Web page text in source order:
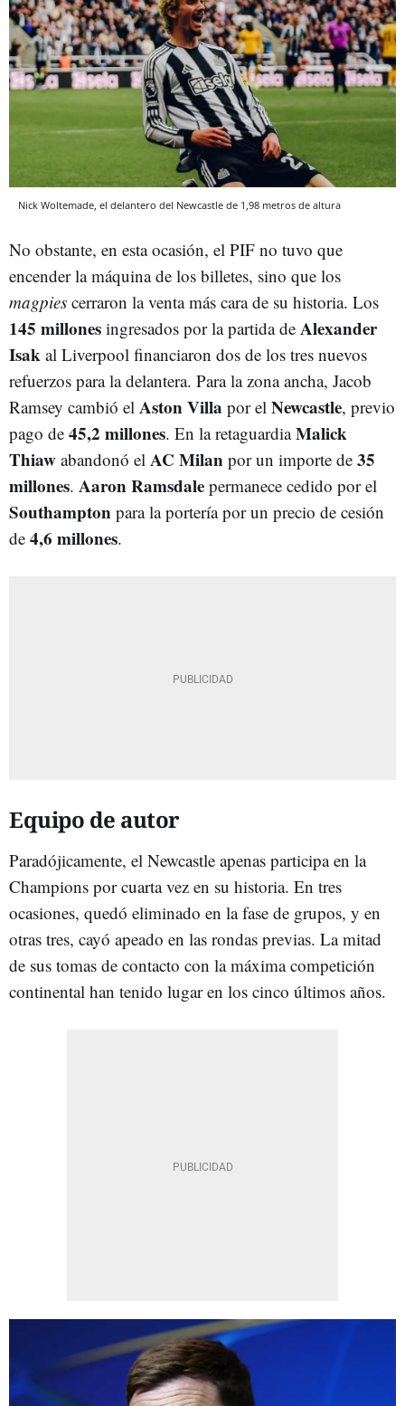
Nick Woltemade, el delantero del Newcastle de 1,98 metros de altura
No obstante, en esta ocasión, el PIF no tuvo que
encender la máquina de los billetes, sino que los
magpies cerraron la venta más cara de su historia. Los
145 millones ingresados por la partida de Alexander
Isak al Liverpool financiaron dos de los tres nuevos
refuerzos para la delantera. Para la zona ancha, Jacob
Ramsey cambió el Aston Villa por el Newcastle, previo
pago de 45,2 millones. En la retaguardiaMalick
Thiaw abandonó el AC Milan por un importe de 35
millones. Aaron Ramsdale permanece cedido por el
Southampton para la portería por un precio de cesión
de 4,6 millones.
Equipo de autor
Paradójicamente, el Newcastle apenas participa en la
Champions por cuarta vez en su historia. En tres
ocasiones, quedó eliminado en la fase de grupos, y en
otras tres, cayó apeado en las rondas previas. La mitad
de sus tomas de contacto con la máxima competición
continental han tenido lugar en los cinco últimos años.